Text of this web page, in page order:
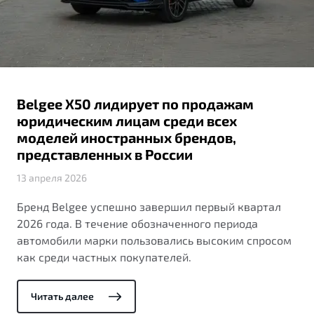
Яркий кроссовер
Обзор В наличии
S50
Элегантный и практичный седан
Автокредит
Страхование
Узнайте о специальных выгодах при покупке
ПОДДЕРЖКА
Belgee Линк
Belgee Плюс
Реферальная программа
Клиентская поддержка
О дилерском центре
Правовая информация
Belgee X50 лидирует по продажам
юридическим лицам среди всех
моделей иностранных брендов,
представленных в России
13 апреля 2026
Бренд Belgee успешно завершил первый квартал
2026 года. В течение обозначенного периода
автомобили марки пользовались высоким спросом
как среди частных покупателей.
Читать далее